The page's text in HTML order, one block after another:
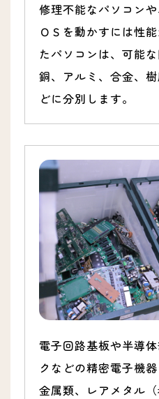
修理不能なパソコン
ＯＳを動かすには性
たパソコンは、可能
銅、アルミ、合金、
どに分別します。
電子回路基板や半導
クなどの精密電子機
金属類、レアメタル